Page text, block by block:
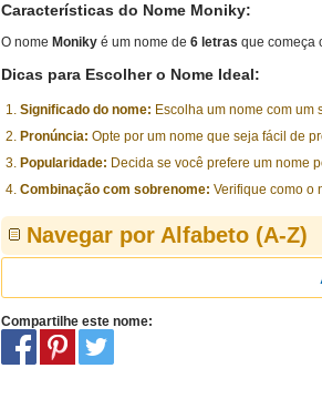
Características do Nome Moniky:
O nome Moniky é um nome de 6 letras que começa
Dicas para Escolher o Nome Ideal:
Significado do nome: Escolha um nome com
Pronúncia: Opte por um nome que seja fácil de
Popularidade: Decida se você prefere um nome
Combinação com sobrenome: Verifique como o
Navegar por Alfabeto (A-Z)
Compartilhe este nome: